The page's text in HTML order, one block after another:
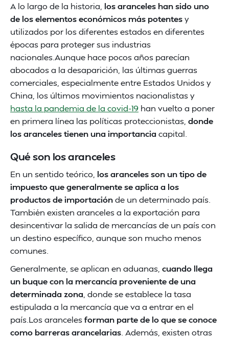
A lo largo de la historia, los aranceles han sido uno
de los elementos económicos más potentesy
utilizados por los diferentes estados en diferentes
épocas para proteger sus industrias
nacionales.Aunque hace pocos años parecían
abocados a la desaparición, las últimas guerras
comerciales, especialmente entre Estados Unidos y
China, los últimos movimientos nacionalistas y
hasta la pandemia de la covid-19 han vuelto a poner
en primera línea las políticas proteccionistas, donde
los aranceles tienen una importancia capital.
Qué son los aranceles
En un sentido teórico, los aranceles son un tipo de
impuesto que generalmente se aplica a los
productos de importaciónde un determinado país.
También existen aranceles a la exportación para
desincentivar la salida de mercancías de un país con
un destino específico, aunque son mucho menos
comunes.
Generalmente, se aplican en aduanas, cuando llega
un buque con la mercancía proveniente de una
determinada zona , donde se establece la tasa
estipulada a la mercancía que va a entrar en el
país.Los arancelesforman parte de lo que se conoce
como barreras arancelarias . Además, existen otras